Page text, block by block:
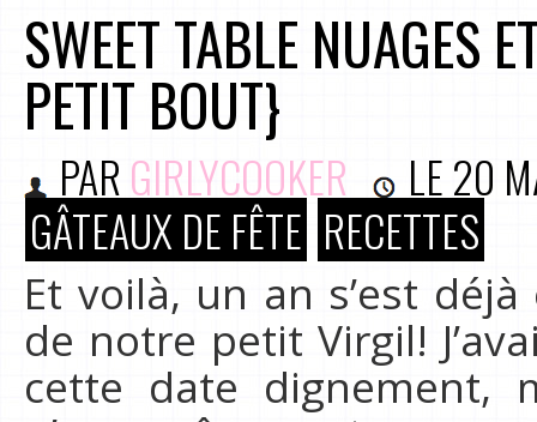
SWEET TABLE NUAGES
PETIT BOUT}
PAR GIRLYCOOKER LE20
GÂTEAUX DE FÊTE RECETTES
Et voilà, un an s’est
de notre petit Virgil!
cette date dignement,